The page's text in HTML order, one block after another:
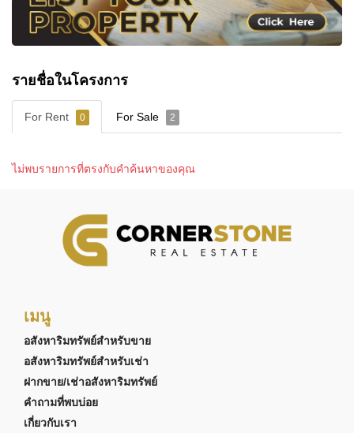
รายชื่อในโครงการ
For Rent 0 For Sale 2
ไม่พบรายการที่ตรงกับคำค้นหาของคุณ
เมนู
อสังหาริมทรัพย์สำหรับขาย
อสังหาริมทรัพย์สำหรับเช่า
ฝากขาย/เช่าอสังหาริมทรัพย์
คำถามที่พบบ่อย
เกี่ยวกับเรา